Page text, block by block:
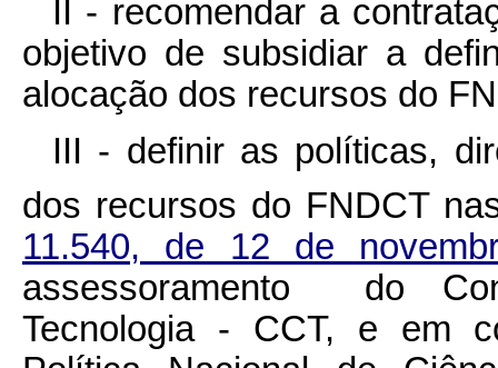
II - recomendar a
objetivo de subsidiar a
alocação dos recursos do
III - definir as políticas,
dos recursos do FNDCT
11.540, de 12 de
assessoramento do
Tecnologia - CCT, e em